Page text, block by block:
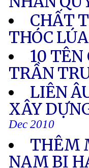
CHẤT
THÓC
10 TÊN
TRẦN
LIÊN
XÂY
Dec 2010
THÊM
NAM BỊ